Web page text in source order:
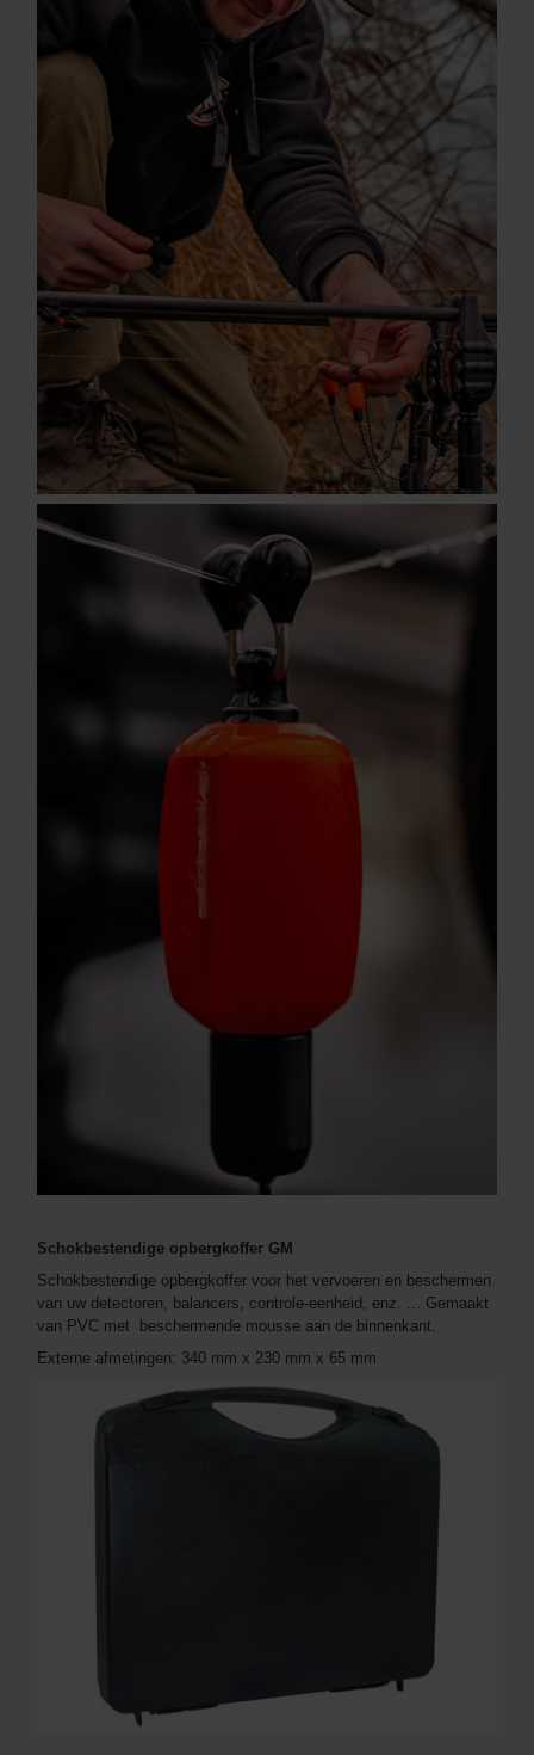
Schokbestendige opbergkoffer GM
Schokbestendige opbergkoffer voor het vervoeren en beschermen
van uw detectoren, balancers, controle-eenheid, enz. ... Gemaakt
van PVC met beschermende mousse aan de binnenkant.
Externe afmetingen: 340 mm x 230 mm x 65 mm